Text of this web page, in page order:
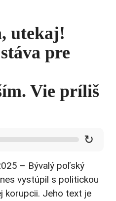
utekaj!
pre
Vie príliš
↻
– Bývalý poľský
vystúpil s politickou
korupcii. Jeho text je